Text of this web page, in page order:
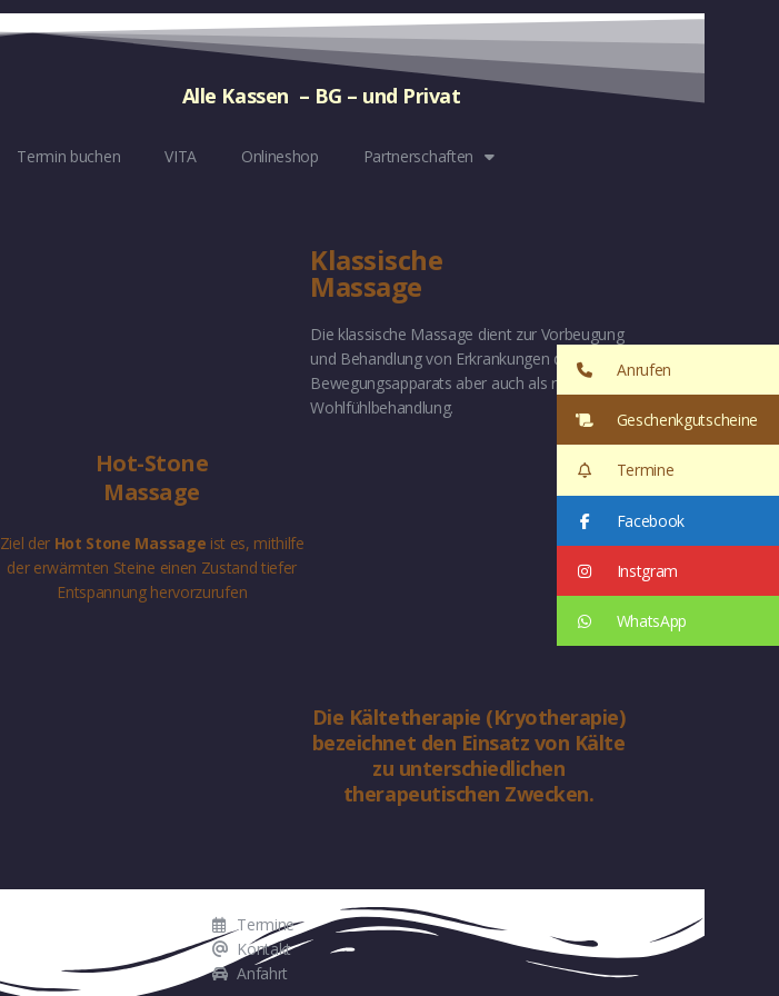
Alle Kassen – BG – und Privat
Termin buchen VITA Onlineshop Partnerschaften
Klassische
Massage
Die klassische Massage dient zur Vorbeugung
und Behandlung von Erkrankungen des
Bewegungsapparats aber auch als reine
Wohlfühlbehandlung.
Hot-Stone
Massage
Ziel der Hot Stone Massage ist es, mithilfe
der erwärmten Steine einen Zustand tiefer
Entspannung hervorzurufen
Die Kältetherapie (Kryotherapie)
bezeichnet den Einsatz von Kälte
zu unterschiedlichen
therapeutischen Zwecken.
Termine
Kontakt
Anfahrt
Anrufen
Geschenkgutscheine
Termine
Facebook
Instgram
WhatsApp